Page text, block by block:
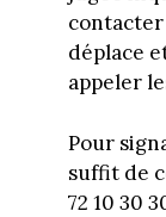
contacter
déplace
appeler
Pour
suffit de
72 10 30